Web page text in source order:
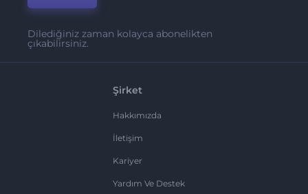
Dilediğiniz zaman kolayca abonelikten
çıkabilirsiniz.
Şirket
Hakkımızda
İletişim
Kariyer
Yardım Ve Destek